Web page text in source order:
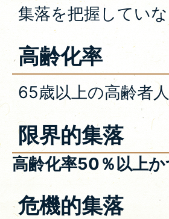
集落を把握していな
高齢化率
65歳以上の高齢者
限界的集落
高齢化率50％以上
危機的集落